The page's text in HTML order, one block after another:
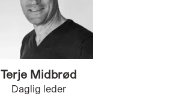
Terje Midbrød
Daglig leder